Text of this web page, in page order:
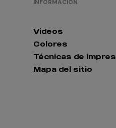
INFORMACIÓN
Videos
Colores
Técnicas de
Mapa del sitio